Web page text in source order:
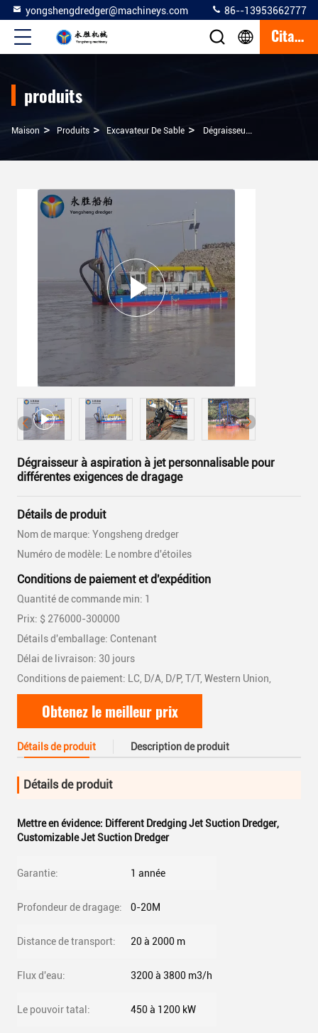
yongshengdredger@machineys.com 86--13953662777
Citation
produits
Maison > Produits > Excavateur De Sable > Dégraisseur À Aspiration À Jet Personnalisable Pour Différentes Exigences De Dragage
Dégraisseur à aspiration à jet personnalisable pour
différentes exigences de dragage
Détails de produit
Nom de marque: Yongsheng dredger
Numéro de modèle: Le nombre d'étoiles
Conditions de paiement et d'expédition
Quantité de commande min: 1
Prix: $ 276000-300000
Détails d'emballage: Contenant
Délai de livraison: 30 jours
Conditions de paiement: LC, D/A, D/P, T/T, Western Union,
Obtenez le meilleur prix
Détails de produit Description de produit
Détails de produit
Mettre en évidence: Different Dredging Jet Suction Dredger,
Customizable Jet Suction Dredger
Garantie: 1 année
Profondeur de dragage: 0-20M
Distance de transport: 20 à 2000 m
Flux d'eau: 3200 à 3800 m3/h
Le pouvoir tatal: 450 à 1200 kW